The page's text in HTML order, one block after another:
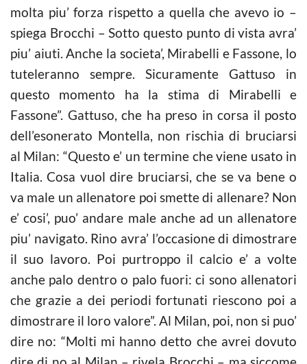
molta piu’ forza rispetto a quella che avevo io –
spiega Brocchi – Sotto questo punto di vista avra’
piu’ aiuti. Anche la societa’, Mirabelli e Fassone, lo
tuteleranno sempre. Sicuramente Gattuso in
questo momento ha la stima di Mirabelli e
Fassone”. Gattuso, che ha preso in corsa il posto
dell’esonerato Montella, non rischia di bruciarsi
al Milan: “Questo e’ un termine che viene usato in
Italia. Cosa vuol dire bruciarsi, che se va bene o
va male un allenatore poi smette di allenare? Non
e’ cosi’, puo’ andare male anche ad un allenatore
piu’ navigato. Rino avra’ l’occasione di dimostrare
il suo lavoro. Poi purtroppo il calcio e’ a volte
anche palo dentro o palo fuori: ci sono allenatori
che grazie a dei periodi fortunati riescono poi a
dimostrare il loro valore”. Al Milan, poi, non si puo’
dire no: “Molti mi hanno detto che avrei dovuto